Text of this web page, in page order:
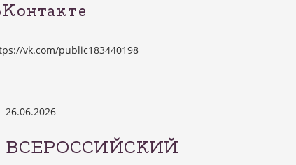
vk.com/public183440198
26.06.2026
ВСЕРОССИЙСКИЙ